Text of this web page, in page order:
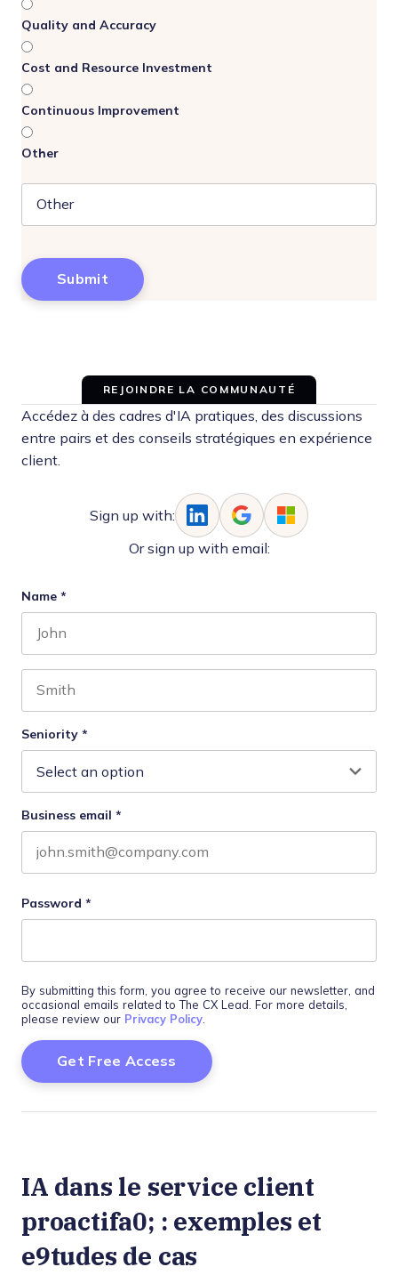
Quality and Accuracy
Cost and Resource Investment
Continuous Improvement
Other
REJOINDRE LA COMMUNAUTÉ
Accédez à des cadres d'IA pratiques, des discussions
entre pairs et des conseils stratégiques en expérience
client.
Sign up with:
Or sign up with email:
Name *
Seniority *
Business email *
Password *
By submitting this form, you agree to receive our newsletter, and
occasional emails related to The CX Lead. For more details,
please review our Privacy Policy.
IA dans le service client
proactifa0; : exemples et
e9tudes de cas